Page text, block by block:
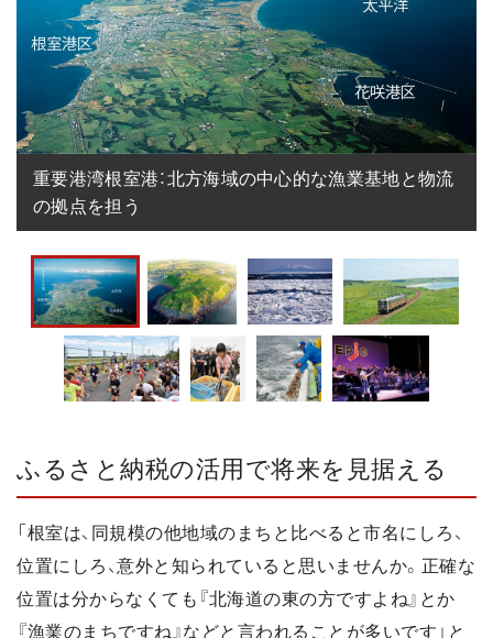
重要港湾根室港：北方海域の中心的な漁業基地と物流
の拠点を担う
ふるさと納税の活用で将来を見据える
「根室は、同規模の他地域のまちと比べると市名にしろ、
位置にしろ、意外と知られていると思いませんか。正確な
位置は分からなくても『北海道の東の方ですよね』とか
『漁業のまちですね』などと言われることが多いです」と